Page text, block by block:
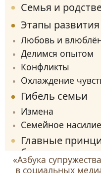
Семья и
Этапы
Любовь и
Делимся опытом
Конфликты
Охлаждение
Гибель семьи
Измена
Семейное насилие
Главные
брака
Цитаты о браке
«Азбука
в социальных